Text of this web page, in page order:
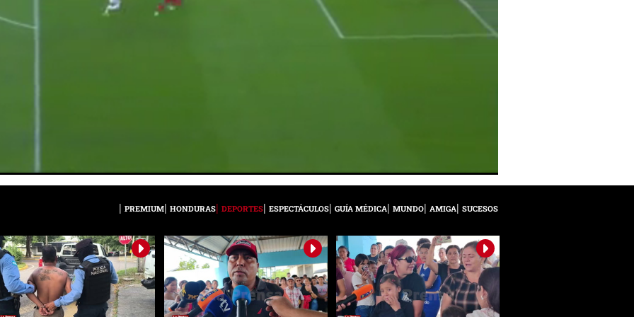
PREMIUM HONDURAS DEPORTES ESPECTÁCULOS GUÍA MÉDICA MUNDO AMIGA SUCESOS